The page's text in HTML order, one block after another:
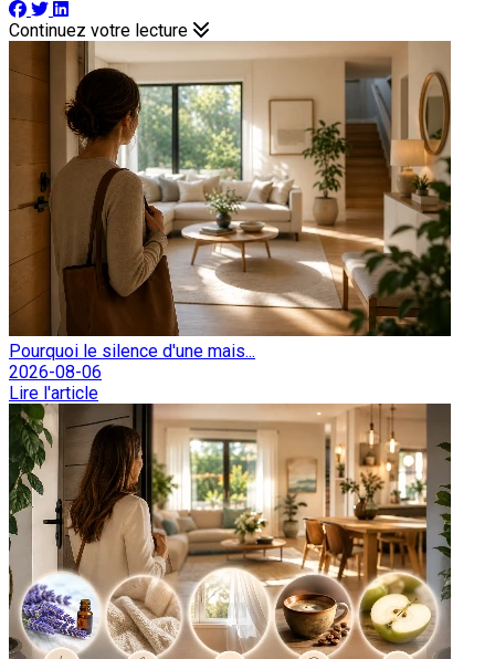
Continuez votre lecture
Pourquoi le silence d'une mais...
2026-08-06
Lire l'article